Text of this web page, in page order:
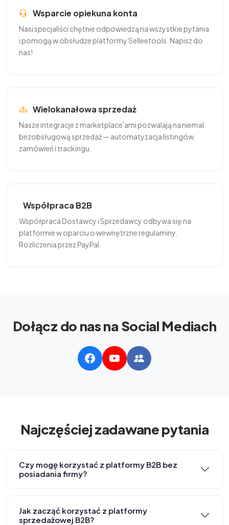
Wsparcie opiekuna konta
Nasi specjaliści chętnie odpowiedzą na wszystkie pytania
i pomogą w obsłudze platformy Selleetools. Napisz do
nas!
Wielokanałowa sprzedaż
Nasze integracje z marketplace'ami pozwalają na niemal
bezobsługową sprzedaż — automatyzacja listingów,
zamówień i trackingu.
Współpraca B2B
Współpraca Dostawcy i Sprzedawcy odbywa się na
platformie w oparciu o wewnętrzne regulaminy.
Rozliczenia przez PayPal.
Dołącz do nas na Social Mediach
Najczęściej zadawane pytania
Czy mogę korzystać z platformy B2B bez
posiadania firmy?
Jak zacząć korzystać z platformy
sprzedażowej B2B?